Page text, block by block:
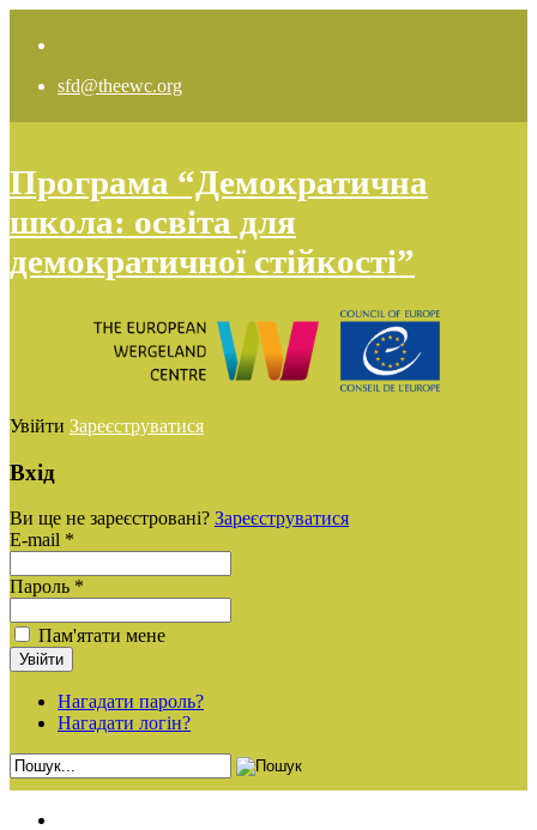
sfd@theewc.org
Програма “Демократична
школа: освіта для
демократичної стійкості”
Увійти Зареєструватися
Вхід
Ви ще не зареєстровані? Зареєструватися
E-mail *
Пароль *
Пам'ятати мене
Нагадати пароль?
Нагадати логін?